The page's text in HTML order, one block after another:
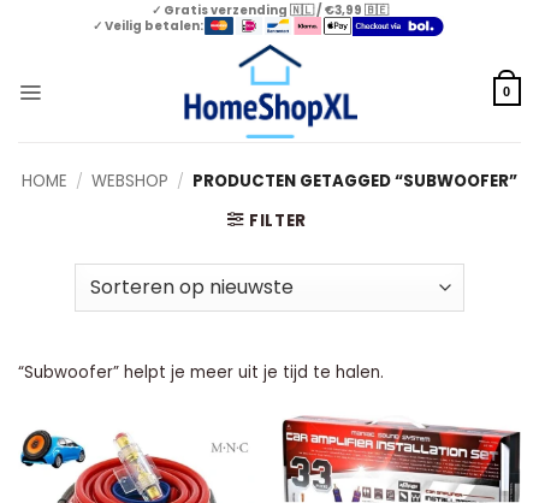
✓ Gratis verzending 🇳🇱 / €3,99 🇧🇪
✓ Veilig betalen:
0
HOME / WEBSHOP / PRODUCTEN GETAGGED “SUBWOOFER”
FILTER
“Subwoofer” helpt je meer uit je tijd te halen.